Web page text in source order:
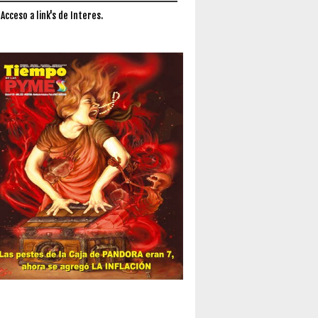
a link's de Interes.